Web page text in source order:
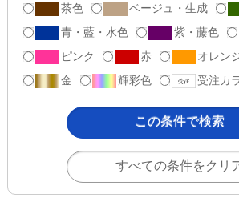
茶色
ベージュ・生成
青・藍・水色
紫・藤色
ピンク
赤 オレン
金
輝彩色 受注カ